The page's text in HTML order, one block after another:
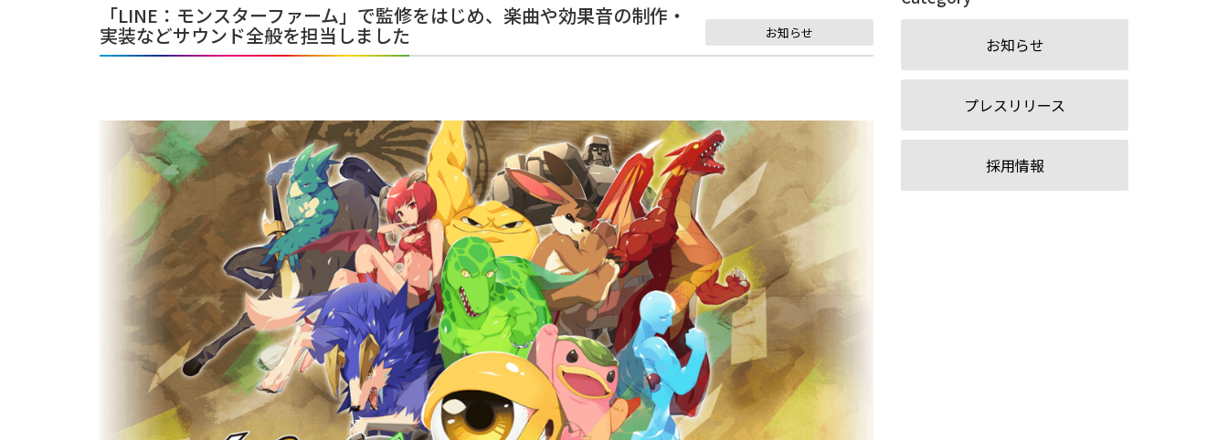
お知らせ
「LINE：モンスターファーム」で監修をはじめ、楽曲や効果音の制作・
実装などサウンド全般を担当しました お知らせ
プレスリリース
採用情報